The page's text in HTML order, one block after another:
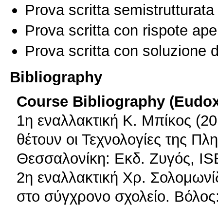
Prova scritta
Prova scritta con rispote
Prova scritta con soluzione
Bibliography
Course Bibliography
1η εναλλακτική Κ. Μπίκος
θέτουν οι Τεχνολογίες της
Θεσσαλονίκη: Εκδ. Ζυγός,
2η εναλλακτική Χρ.
στο σύγχρονο σχολείο.